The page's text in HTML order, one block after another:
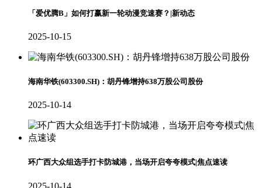
「爱优腾B」如何打赢新一轮动漫竞速赛？|新动态
2025-10-15
海南华铁(603300.SH)：胡丹锋增持638万股公司股份
2025-10-14
环广西大众组选手打卡防城港，当场开启夸夸模式|焦点速读
2025-10-14